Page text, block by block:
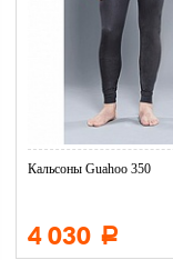
Кальсоны Guahoo 350
4 030 Р